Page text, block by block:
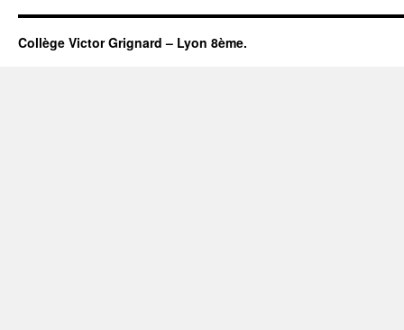
Collège Victor Grignard – Lyon 8ème.